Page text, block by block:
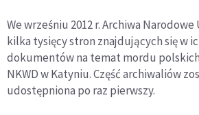
We wrześniu 2012 r. Archiwa
kilka tysięcy stron znajdujących się w
dokumentów na temat mordu
NKWD w Katyniu. Część archiwaliów
udostępniona po raz pierwszy.